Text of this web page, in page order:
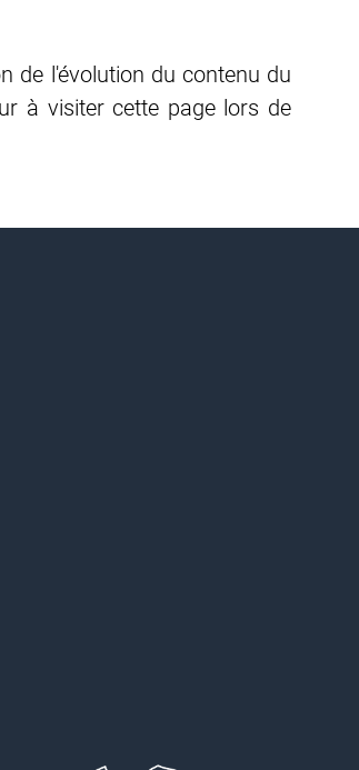
de l'évolution du contenu du
à visiter cette page lors de